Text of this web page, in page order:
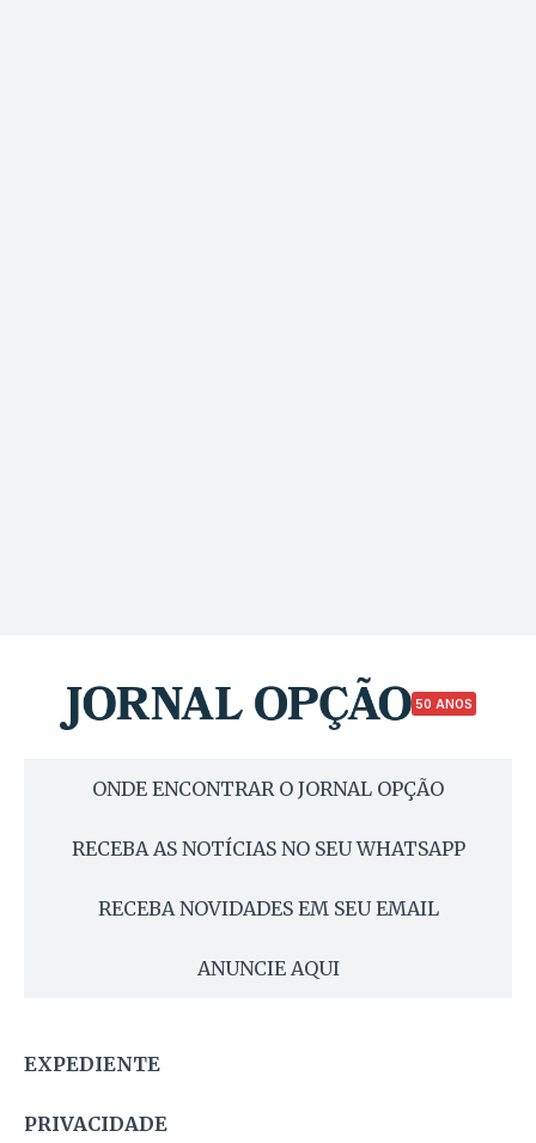
50 ANOS
ONDE ENCONTRAR O JORNAL OPÇÃO
RECEBA AS NOTÍCIAS NO SEU WHATSAPP
RECEBA NOVIDADES EM SEU EMAIL
ANUNCIE AQUI
EXPEDIENTE
PRIVACIDADE